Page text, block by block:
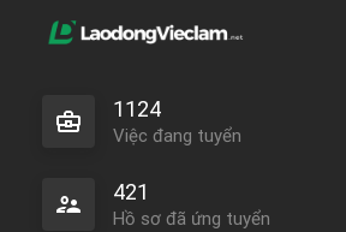
1124
Việc đang tuyển
421
Hồ sơ đã ứng tuyển